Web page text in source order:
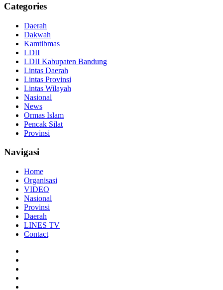
Categories
Daerah
Dakwah
Kamtibmas
LDII
LDII Kabupaten Bandung
Lintas Daerah
Lintas Provinsi
Lintas Wilayah
Nasional
News
Ormas Islam
Pencak Silat
Provinsi
Navigasi
Home
Organisasi
VIDEO
Nasional
Provinsi
Daerah
LINES TV
Contact